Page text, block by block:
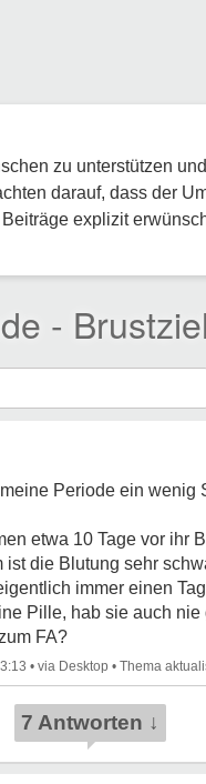
zu unterstützen
darauf, dass der
explizit
-
Periode ein
etwa 10 Tage vor ihr
ist die Blutung sehr
immer einen
Pille, hab sie auch
FA?
• •
7 Antworten ↓